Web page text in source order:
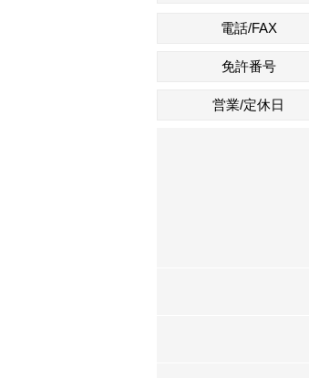
電話/FAX
免許番号
営業/定休日